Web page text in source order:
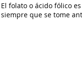
El folato o ácido fólico
siempre que se tome